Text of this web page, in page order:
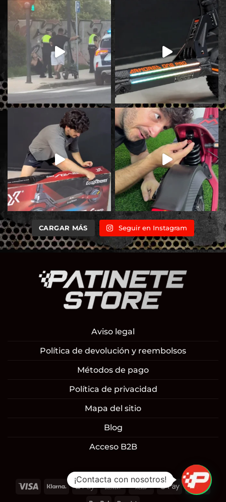
CARGAR MÁS Seguir en Instagram
Aviso legal
Política de devolución y reembolsos
Métodos de pago
Política de privacidad
Mapa del sitio
Blog
Acceso B2B
Visa Klarna
Apple
Cash
Cash
Google
Pay
¡Contacta con nosotros!